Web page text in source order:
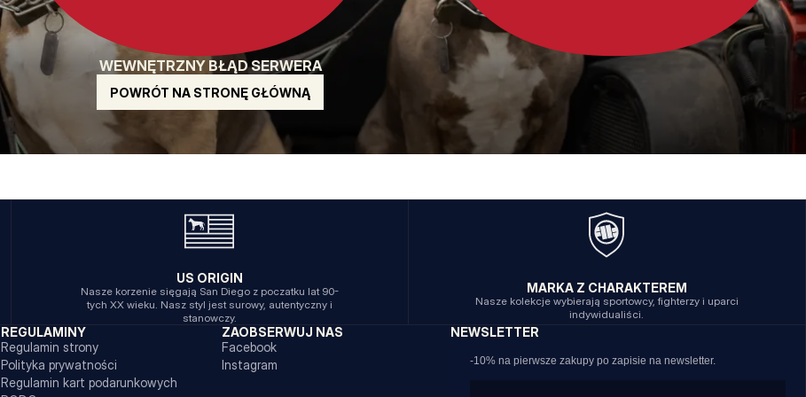
WEWNĘTRZNY BŁĄD SERWERA
POWRÓT NA STRONĘ GŁÓWNĄ
US ORIGIN
Nasze korzenie sięgają San Diego z poczatku lat 90-
tych XX wieku. Nasz styl jest surowy, autentyczny i
stanowczy.
MARKA Z CHARAKTEREM
Nasze kolekcje wybierają sportowcy, fighterzy i uparci
indywidualiści.
REGULAMINY
Regulamin strony
Polityka prywatności
Regulamin kart podarunkowych
ZAOBSERWUJ NAS
Facebook
Instagram
NEWSLETTER
-10% na pierwsze zakupy po zapisie na newsletter.